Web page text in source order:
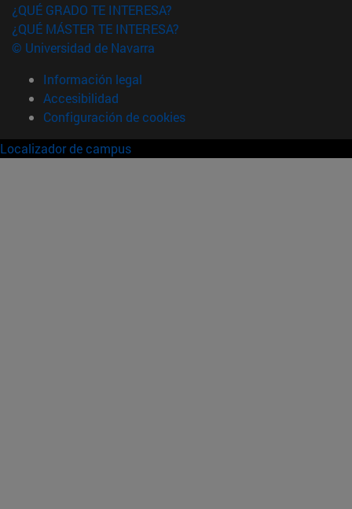
¿QUÉ GRADO TE INTERESA?
¿QUÉ MÁSTER TE INTERESA?
© Universidad de Navarra
Información legal
Accesibilidad
Configuración de cookies
Localizador de campus